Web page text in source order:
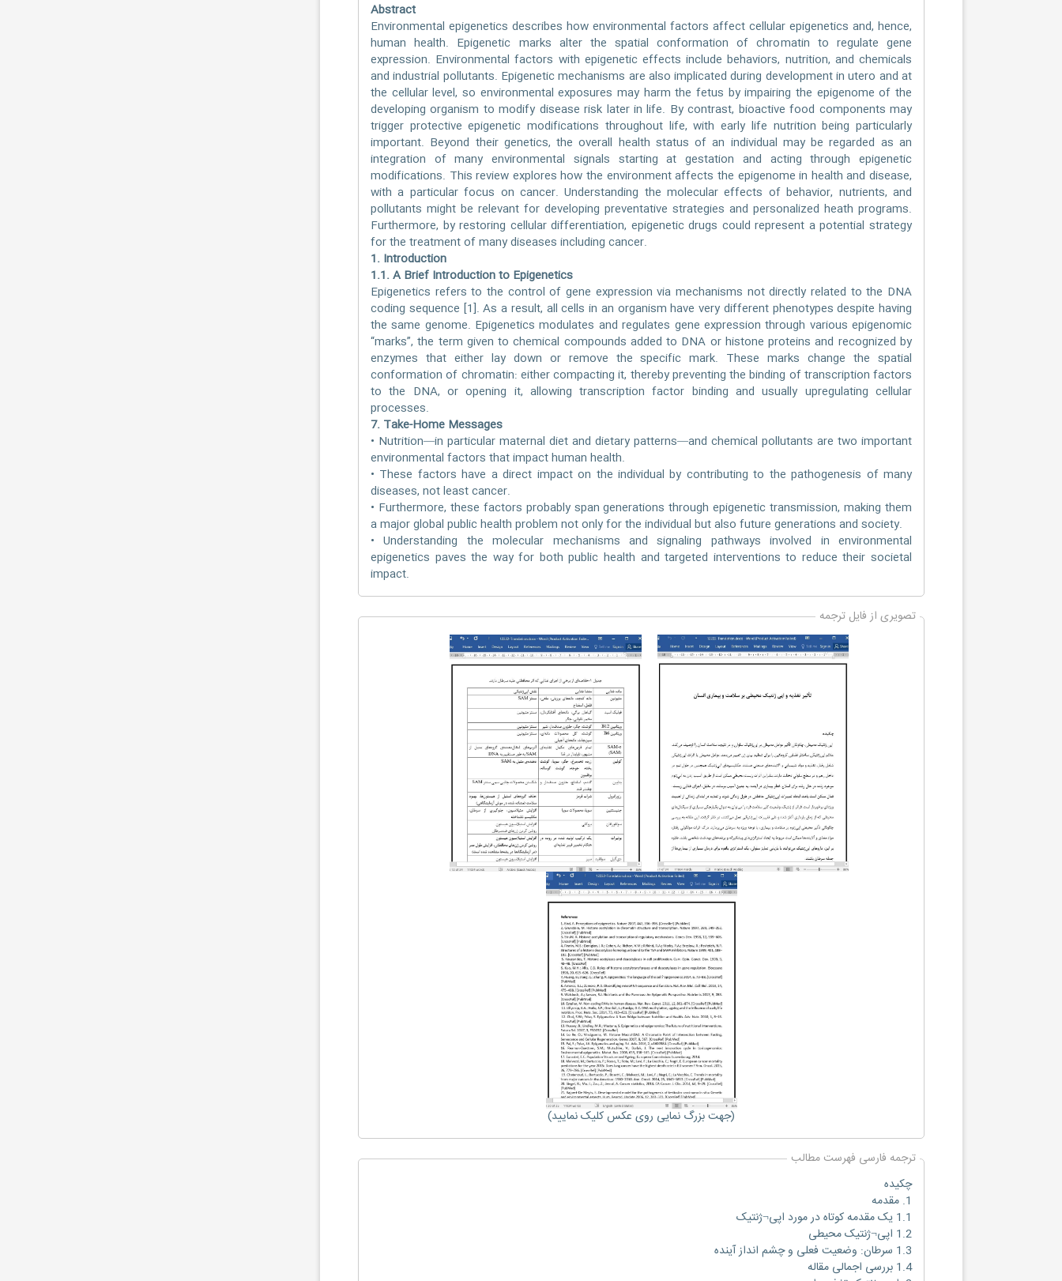
Abstract
Environmental epigenetics describes how environmental factors affect cellular epigenetics and, hence,
human health. Epigenetic marks alter the spatial conformation of chromatin to regulate gene
expression. Environmental factors with epigenetic effects include behaviors, nutrition, and chemicals
and industrial pollutants. Epigenetic mechanisms are also implicated during development in utero and at
the cellular level, so environmental exposures may harm the fetus by impairing the epigenome of the
developing organism to modify disease risk later in life. By contrast, bioactive food components may
trigger protective epigenetic modifications throughout life, with early life nutrition being particularly
important. Beyond their genetics, the overall health status of an individual may be regarded as an
integration of many environmental signals starting at gestation and acting through epigenetic
modifications. This review explores how the environment affects the epigenome in health and disease,
with a particular focus on cancer. Understanding the molecular effects of behavior, nutrients, and
pollutants might be relevant for developing preventative strategies and personalized heath programs.
Furthermore, by restoring cellular differentiation, epigenetic drugs could represent a potential strategy
for the treatment of many diseases including cancer.
1. Introduction
1.1. A Brief Introduction to Epigenetics
Epigenetics refers to the control of gene expression via mechanisms not directly related to the DNA
coding sequence [1]. As a result, all cells in an organism have very different phenotypes despite having
the same genome. Epigenetics modulates and regulates gene expression through various epigenomic
“marks”, the term given to chemical compounds added to DNA or histone proteins and recognized by
enzymes that either lay down or remove the specific mark. These marks change the spatial
conformation of chromatin: either compacting it, thereby preventing the binding of transcription factors
to the DNA, or opening it, allowing transcription factor binding and usually upregulating cellular
processes.
7. Take-Home Messages
• Nutrition—in particular maternal diet and dietary patterns—and chemical pollutants are two important
environmental factors that impact human health.
• These factors have a direct impact on the individual by contributing to the pathogenesis of many
diseases, not least cancer.
• Furthermore, these factors probably span generations through epigenetic transmission, making them
a major global public health problem not only for the individual but also future generations and society.
• Understanding the molecular mechanisms and signaling pathways involved in environmental
epigenetics paves the way for both public health and targeted interventions to reduce their societal
impact.
تصویری از فایل ترجمه
(جهت بزرگ نمایی روی عکس کلیک نمایید)
ترجمه فارسی فهرست مطالب
چکیده
1. مقدمه
1.1 یک مقدمه کوتاه در مورد اپی¬ژنتیک
1.2 اپی¬ژنتیک محیطی
1.3 سرطان: وضعیت فعلی و چشم انداز آینده
1.4 بررسی اجمالی مقاله